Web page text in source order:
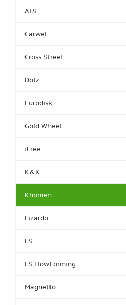
ATS
Carwel
Cross Street
Dotz
Eurodisk
Gold Wheel
iFree
K&K
Khomen
Lizardo
LS
LS FlowForming
Magnetto